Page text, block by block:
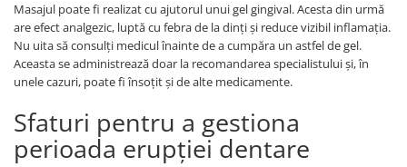
Masajul poate fi realizat cu ajutorul unui gel gingival. Acesta din urmă
are efect analgezic, luptă cu febra de la dinți și reduce vizibil inflamația.
Nu uita să consulți medicul înainte de a cumpăra un astfel de gel.
Aceasta se administrează doar la recomandarea specialistului și, în
unele cazuri, poate fi însoțit și de alte medicamente.
Sfaturi pentru a gestiona
perioada erupției dentare